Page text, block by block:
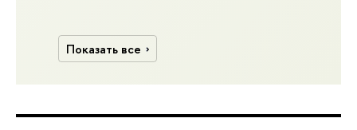
Показать все